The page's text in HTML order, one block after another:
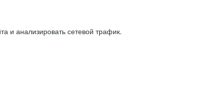
и анализировать сетевой трафик.